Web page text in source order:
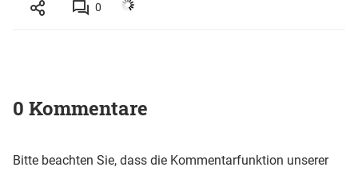
0
0 Kommentare
Bitte beachten Sie, dass die Kommentarfunktion unserer